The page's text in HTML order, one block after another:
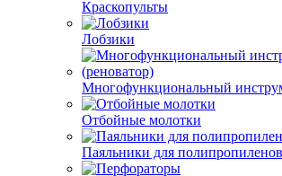
Краскопульты
Лобзики
Многофункциональный
Отбойные молотки
Паяльники для